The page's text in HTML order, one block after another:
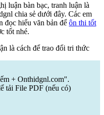
luận bàn bạc, tranh luận là
chia sẻ dưới đây. Các em
đọc hiểu văn bản để ôn thi tốt
tốt nhé.
+ Onthidgnl.com".
tải File PDF (nếu có)